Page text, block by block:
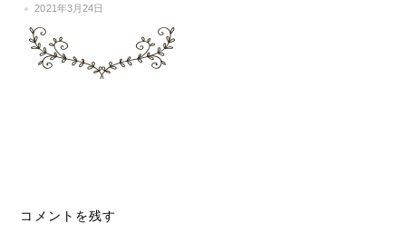
2021年3月24日
コメントを残す